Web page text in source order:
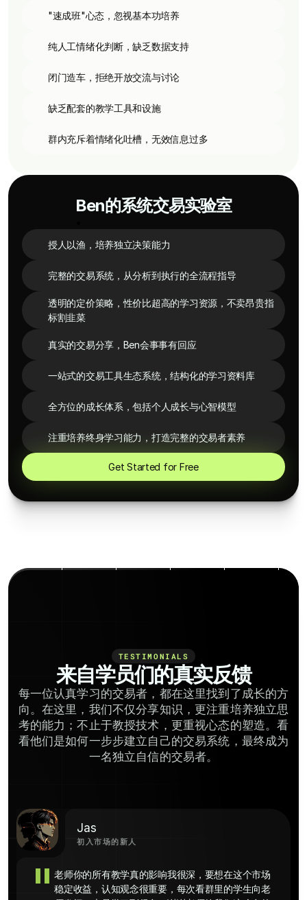
"速成班"心态，忽视基本功培养
纯人工情绪化判断，缺乏数据支持
闭门造车，拒绝开放交流与讨论
缺乏配套的教学工具和设施
群内充斥着情绪化吐槽，无效信息过多
Ben的系统交易实验室
授人以渔，培养独立决策能力
完整的交易系统，从分析到执行的全流程指导
透明的定价策略，性价比超高的学习资源，不卖昂贵指
标割韭菜
真实的交易分享，Ben会事事有回应
一站式的交易工具生态系统，结构化的学习资料库
全方位的成长体系，包括个人成长与心智模型
注重培养终身学习能力，打造完整的交易者素养
Get Started for Free
TESTIMONIALS
来自学员们的真实反馈
每一位认真学习的交易者，都在这里找到了成长的方
向。在这里，我们不仅分享知识，更注重培养独立思
考的能力；不止于教授技术，更重视心态的塑造。看
看他们是如何一步步建立自己的交易系统，最终成为
一名独立自信的交易者。
Jas
初入市场的新人
老师你的所有教学真的影响我很深，要想在这个市场
稳定收益，认知观念很重要，每次看群里的学生向老